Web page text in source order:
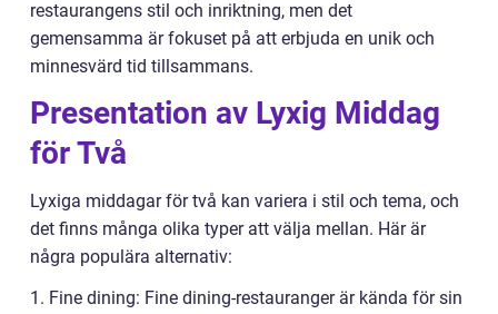
restaurangens stil och inriktning, men det
gemensamma är fokuset på att erbjuda en unik och
minnesvärd tid tillsammans.
Presentation av Lyxig Middag
för Två
Lyxiga middagar för två kan variera i stil och tema, och
det finns många olika typer att välja mellan. Här är
några populära alternativ:
1. Fine dining: Fine dining-restauranger är kända för sin